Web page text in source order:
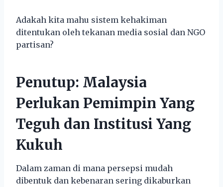
Adakah kita mahu sistem kehakiman
ditentukan oleh tekanan media sosial dan NGO
partisan?
Penutup: Malaysia
Perlukan Pemimpin Yang
Teguh dan Institusi Yang
Kukuh
Dalam zaman di mana persepsi mudah
dibentuk dan kebenaran sering dikaburkan